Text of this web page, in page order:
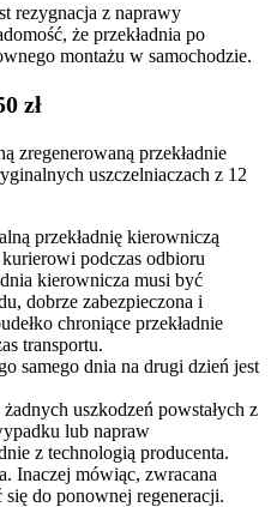
rezygnacja z naprawy
że przekładnia po
montażu w samochodzie.
zł
zregenerowaną przekładnie
uszczelniaczach z 12
przekładnię kierowniczą
podczas odbioru
kierownicza musi być
dobrze zabezpieczona i
chroniące przekładnie
transportu.
samego dnia na drugi dzień jest
uszkodzeń powstałych z
lub napraw
z technologią producenta.
Inaczej mówiąc, zwracana
do ponownej regeneracji.